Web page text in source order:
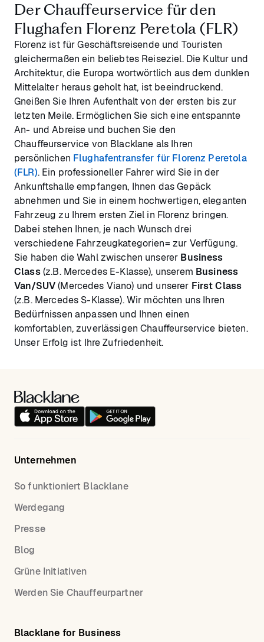
Der Chauffeurservice für den
Flughafen Florenz Peretola (FLR)
Florenz ist für Geschäftsreisende und Touristen
gleichermaßen ein beliebtes Reiseziel. Die Kultur und
Architektur, die Europa wortwörtlich aus dem dunklen
Mittelalter heraus geholt hat, ist beeindruckend.
Gneißen Sie Ihren Aufenthalt von der ersten bis zur
letzten Meile. Ermöglichen Sie sich eine entspannte
An- und Abreise und buchen Sie den
Chauffeurservice von Blacklane als Ihren
persönlichen Flughafentransfer für Florenz Peretola
(FLR). Ein professioneller Fahrer wird Sie in der
Ankunftshalle empfangen, Ihnen das Gepäck
abnehmen und Sie in einem hochwertigen, eleganten
Fahrzeug zu Ihrem ersten Ziel in Florenz bringen.
Dabei stehen Ihnen, je nach Wunsch drei
verschiedene Fahrzeugkategorien= zur Verfügung.
Sie haben die Wahl zwischen unserer Business
Class(z.B. Mercedes E-Klasse), unserem Business
Van/SUV(Mercedes Viano) und unserer First Class
(z.B. Mercedes S-Klasse). Wir möchten uns Ihren
Bedürfnissen anpassen und Ihnen einen
komfortablen, zuverlässigen Chauffeurservice bieten.
Unser Erfolg ist Ihre Zufriedenheit.
Unternehmen
So funktioniert Blacklane
Werdegang
Presse
Blog
Grüne Initiativen
Werden Sie Chauffeurpartner
Blacklane for Business